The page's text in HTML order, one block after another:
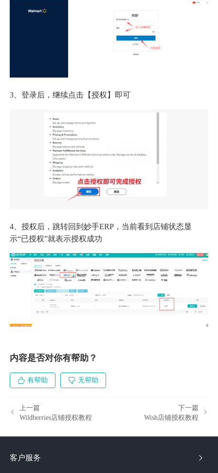
3、登录后，继续点击【授权】即可
4、授权后，跳转回到妙手ERP，当前看到店铺状态显
示“已授权”就表示授权成功
内容是否对你有帮助？
有帮助 无帮助
上一篇
Wildberries店铺授权教程
下一篇
Wish店铺授权教程
客户服务